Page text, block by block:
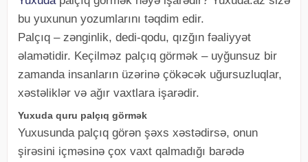
bu yuxunun yozumlarını təqdim edir.
Palçıq – zənginlik, dedi-qodu, qızğın fəaliyyət
əlamətidir. Keçilməz palçıq görmək – uyğunsuz bir
zamanda insanların üzərinə çökəcək uğursuzluqlar,
xəstəliklər və ağır vaxtlara işarədir.
Yuxuda quru palçıq görmək
Yuxusunda palçıq görən şəxs xəstədirsə, onun
şirəsini içməsinə çox vaxt qalmadığı barədə